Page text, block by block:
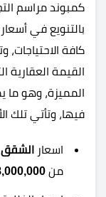
كمبوند مراسم
بالتنويع في
كافة
القيمة العقارية
المميزة، وهو ما
فيها، وتأتي تلك
اسعار الشقق
من